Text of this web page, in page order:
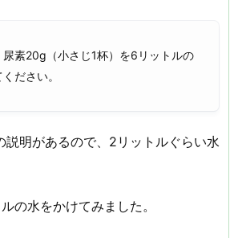
素20g（小さじ1杯）を6リットルの
ださい。
説明があるので、2リットルぐらい水
の水をかけてみました。